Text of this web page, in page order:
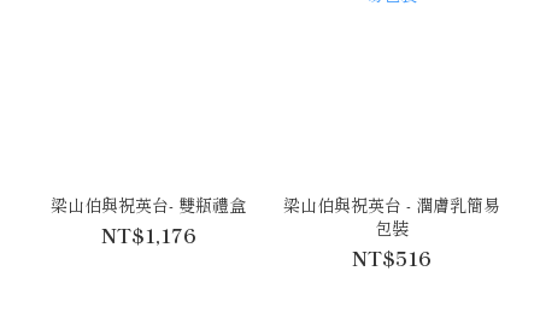
梁山伯與祝英台- 雙瓶禮盒
NT$1,176
梁山伯與祝英台 - 潤膚乳簡易
包裝
NT$516